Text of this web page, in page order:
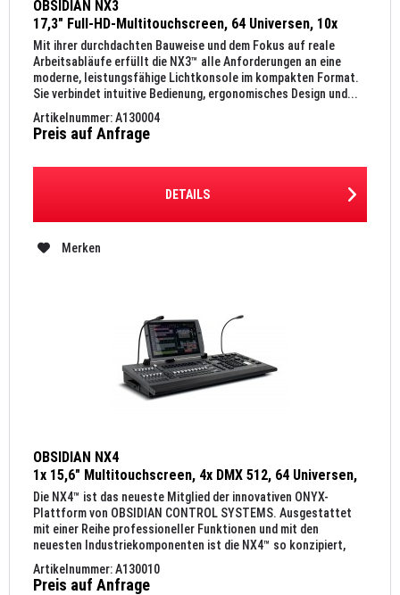
OBSIDIAN NX3
17,3" Full-HD-Multitouchscreen, 64 Universen, 10x
motorisierte RGB-Fader, 50x RGB-Playback-Taster
Mit ihrer durchdachten Bauweise und dem Fokus auf reale
Arbeitsabläufe erfüllt die NX3™ alle Anforderungen an eine
moderne, leistungsfähige Lichtkonsole im kompakten Format.
Sie verbindet intuitive Bedienung, ergonomisches Design und...
Artikelnummer: A130004
Preis auf Anfrage
DETAILS
Merken
OBSIDIAN NX4
1x 15,6" Multitouchscreen, 4x DMX 512, 64 Universen,
1 Capture 2023 Duet Lizenz
Die NX4™ ist das neueste Mitglied der innovativen ONYX-
Plattform von OBSIDIAN CONTROL SYSTEMS. Ausgestattet
mit einer Reihe professioneller Funktionen und mit den
neuesten Industriekomponenten ist die NX4™ so konzipiert,
dass sie selbst...
Artikelnummer: A130010
Preis auf Anfrage